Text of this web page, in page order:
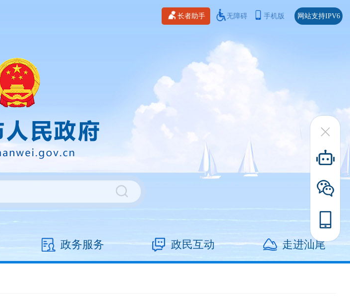
长者助手 无障碍 手机版 网站支持IPV6
政务服务 政民互动 走进汕尾